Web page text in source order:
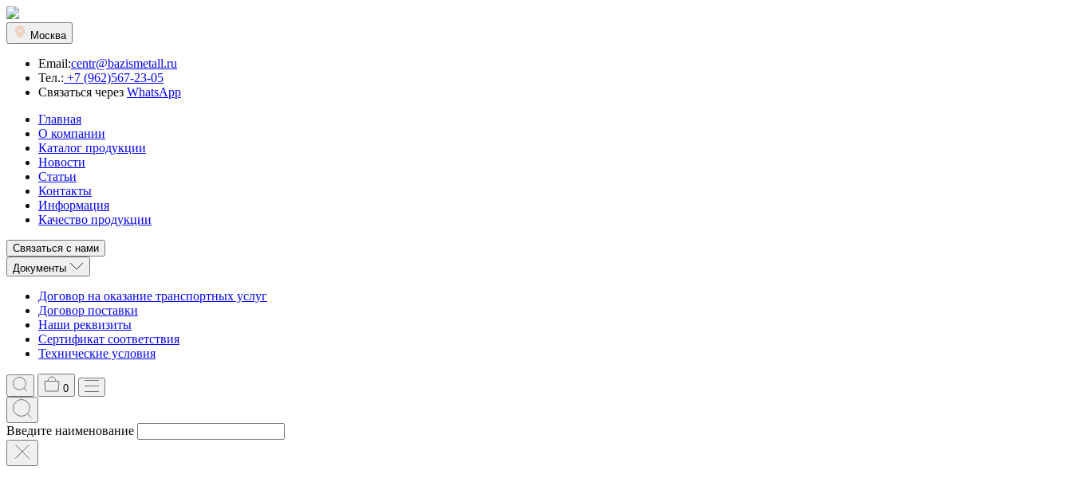
Москва
Email:centr@bazismetall.ru
Тел.: +7 (962)567-23-05
Связаться через WhatsApp
Главная
О компании
Каталог продукции
Новости
Статьи
Контакты
Информация
Качество продукции
Связаться с нами
Документы
Договор на оказание транспортных услуг
Договор поставки
Наши реквизиты
Сертификат соответствия
Технические условия
0
Введите наименование